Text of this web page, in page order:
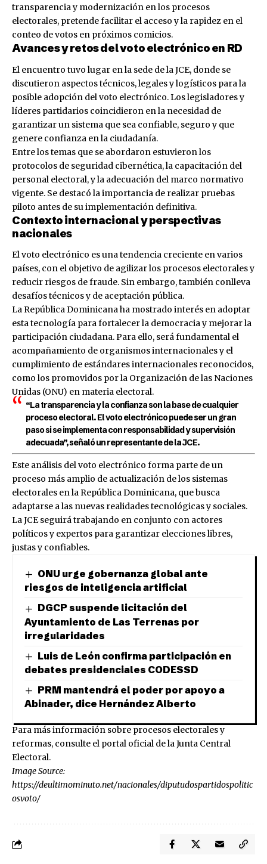
transparencia y modernización en los procesos
electorales, pretende facilitar el acceso y la rapidez en el
conteo de votos en próximos comicios.
Avances y retos del voto electrónico en RD
El encuentro tuvo lugar en la sede de la JCE, donde se
discutieron aspectos técnicos, legales y logísticos para la
posible adopción del voto electrónico. Los legisladores y
líderes partidarios coincidieron en la necesidad de
garantizar un sistema que sea confiable, seguro y que
genere confianza en la ciudadanía.
Entre los temas que se abordaron estuvieron los
protocolos de seguridad cibernética, la capacitación del
personal electoral, y la adecuación del marco normativo
vigente. Se destacó la importancia de realizar pruebas
piloto antes de su implementación definitiva.
Contexto internacional y perspectivas
nacionales
El voto electrónico es una tendencia creciente en varios
países, con el objetivo de agilizar los procesos electorales y
reducir riesgos de fraude. Sin embargo, también conlleva
desafíos técnicos y de aceptación pública.
La República Dominicana ha mostrado interés en adoptar
esta tecnología para fortalecer la democracia y mejorar la
participación ciudadana. Para ello, será fundamental el
acompañamiento de organismos internacionales y el
cumplimiento de estándares internacionales reconocidos,
como los promovidos por la Organización de las Naciones
Unidas (ONU) en materia electoral.
“La transparencia y la confianza son la base de cualquier
proceso electoral. El voto electrónico puede ser un gran
paso si se implementa con responsabilidad y supervisión
adecuada”, señaló un representante de la JCE.
Este análisis del voto electrónico forma parte de un
proceso más amplio de actualización de los sistemas
electorales en la República Dominicana, que busca
adaptarse a las nuevas realidades tecnológicas y sociales.
La JCE seguirá trabajando en conjunto con actores
políticos y expertos para garantizar elecciones libres,
justas y confiables.
ONU urge gobernanza global ante
riesgos de inteligencia artificial
DGCP suspende licitación del
Ayuntamiento de Las Terrenas por
irregularidades
Luis de León confirma participación en
debates presidenciales CODESSD
PRM mantendrá el poder por apoyo a
Abinader, dice Hernández Alberto
Para más información sobre procesos electorales y
reformas, consulte el portal oficial de laJunta Central
Electoral.
Image Source:
https://deultimominuto.net/nacionales/diputudospartidospolitic
osvoto/